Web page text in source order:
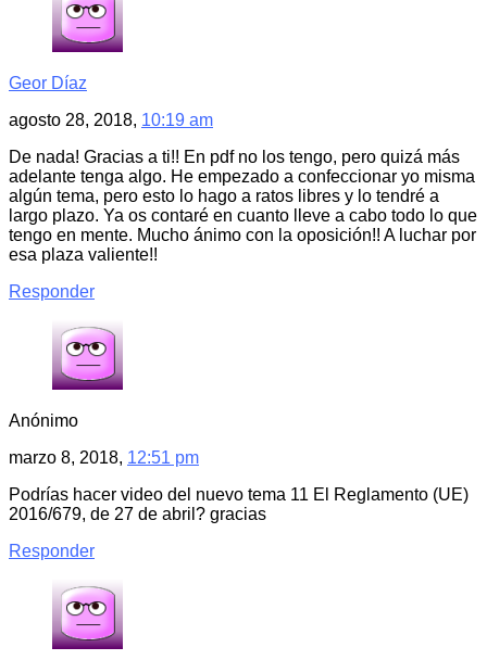
Geor Díaz
agosto 28, 2018, 10:19 am
De nada! Gracias a ti!! En pdf no los tengo, pero quizá más
adelante tenga algo. He empezado a confeccionar yo misma
algún tema, pero esto lo hago a ratos libres y lo tendré a
largo plazo. Ya os contaré en cuanto lleve a cabo todo lo que
tengo en mente. Mucho ánimo con la oposición!! A luchar por
esa plaza valiente!!
Responder
Anónimo
marzo 8, 2018, 12:51 pm
Podrías hacer video del nuevo tema 11 El Reglamento (UE)
2016/679, de 27 de abril? gracias
Responder